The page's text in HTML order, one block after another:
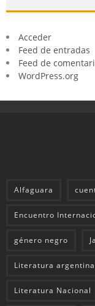
Acceder
Feed de entradas
Feed de
WordPress.org
Alfaguara
Encuentro
género negro
Literatura argentina
Literatura Nacional